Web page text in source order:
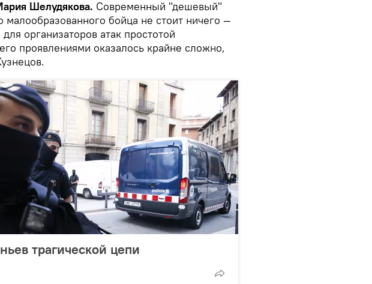
Шелудякова. Современный "дешевый"
бойца не стоит ничего —
организаторов атак простотой
проявлениями оказалось крайне сложно,
трагической цепи